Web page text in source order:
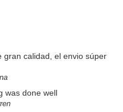
gran calidad, el envio súper
was done well